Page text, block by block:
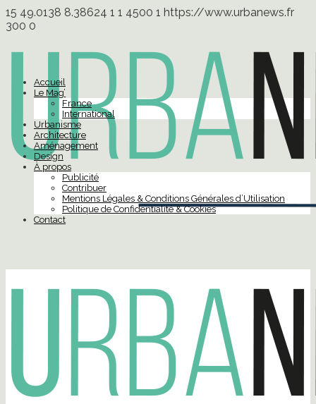
15 49.0138 8.38624 1 1 4500 1 https://www.urbanews.fr
300 0
Accueil
Le Mag’
France
International
Urbanisme
Architecture
Aménagement
Design
À propos
Publicité
Contribuer
Mentions Légales & Conditions Générales d’Utilisation
Politique de Confidentialité & Cookies
Contact